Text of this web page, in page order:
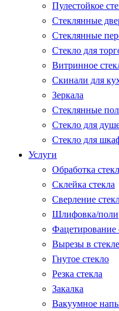
Пулестойкое
Стеклянные
Стеклянные
Стекло для
Витринное
Скинали для
Зеркала
Стеклянные
Стекло для
Стекло для
Услуги
Обработка
Склейка стекла
Сверление
Шлифовка/
Фацетирование
Вырезы в стекле
Гнутое стекло
Резка стекла
Закалка
Вакуумное